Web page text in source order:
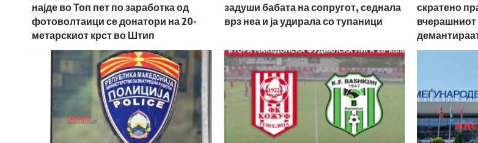
најде во Топ пет по заработка од
фотоволтаици се донатори на 20-
метарскиот крст во Штип
задуши бабата на сопругот, седнала
врз неа и ја удирала со тупаници
скратено
вчерашниот